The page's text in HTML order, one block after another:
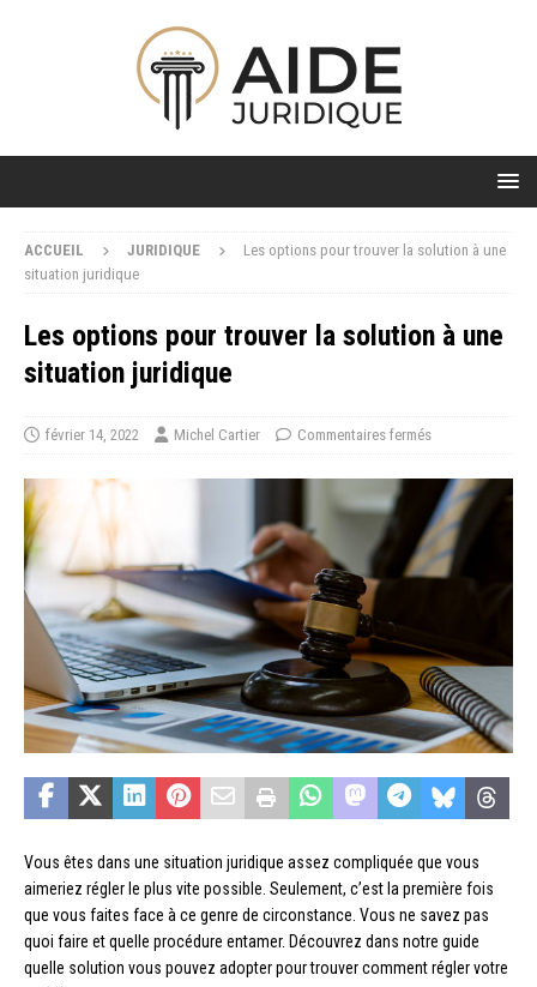
ACCUEIL JURIDIQUE
Les options pour trouver la solution à une
situation juridique
Les options pour trouver la solution à une
situation juridique
février 14, 2022 Michel Cartier Commentaires fermés
Vous êtes dans une situation juridique assez compliquée que vous
aimeriez régler le plus vite possible. Seulement, c’est la première fois
que vous faites face à ce genre de circonstance. Vous ne savez pas
quoi faire et quelle procédure entamer. Découvrez dans notre guide
quelle solution vous pouvez adopter pour trouver comment régler votre